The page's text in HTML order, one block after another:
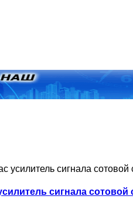
усилитель сигнала сотовой
сигнала сотовой